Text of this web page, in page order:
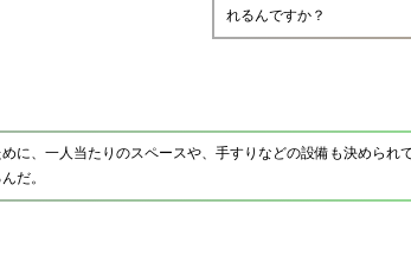
れるんですか？
に、一人当たりのスペースや、手すりなどの設備も決めら
だ。